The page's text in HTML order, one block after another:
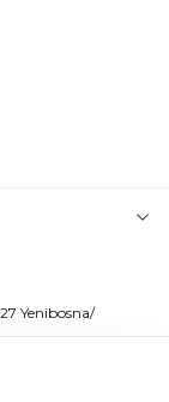
Yenibosna/